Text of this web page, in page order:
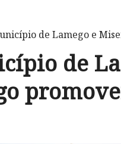
de Lamego e
de